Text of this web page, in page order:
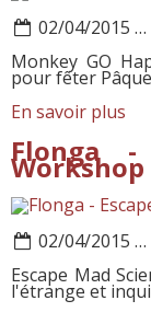
02/04/2015 …
Monkey GO
pour fêter
En savoir plus
Flonga -
Workshop
02/04/2015 …
Escape Mad
l'étrange et